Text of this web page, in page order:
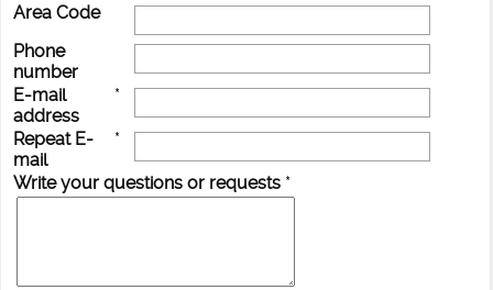
Area Code
Phone
number
E-mail
address
*
Repeat E-
mail
*
Write your questions or requests *